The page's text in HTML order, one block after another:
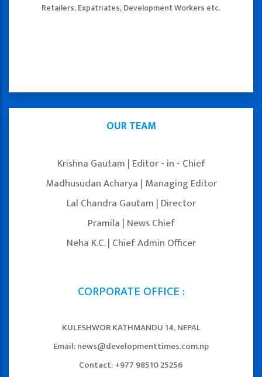
Retailers, Expatriates, Development Workers etc.
OUR TEAM
Krishna Gautam | Editor - in - Chief
Madhusudan Acharya | Managing Editor
Lal Chandra Gautam | Director
Pramila | News Chief
Neha K.C. | Chief Admin Officer
CORPORATE OFFICE :
KULESHWOR KATHMANDU 14, NEPAL
Email: news@developmenttimes.com.np
Contact: +977 98510 25256